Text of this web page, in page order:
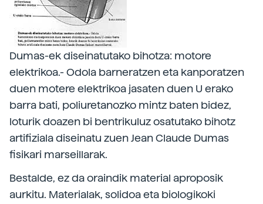
Dumas-ek diseinatutako bihotza: motore
elektrikoa.- Odola barneratzen eta kanporatzen
duen motere elektrikoa jasaten duen U erako
barra bati, poliuretanozko mintz baten bidez,
loturik doazen bi bentrikuluz osatutako bihotz
artifiziala diseinatu zuen Jean Claude Dumas
fisikari marseillarak.
Bestalde, ez da oraindik material aproposik
aurkitu. Materialak, solidoa eta biologikoki